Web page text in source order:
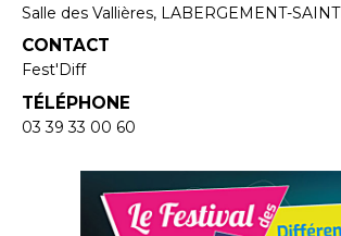
Salle des Vallières, LABERGEMENT-
CONTACT
Fest'Diff
TÉLÉPHONE
03 39 33 00 60